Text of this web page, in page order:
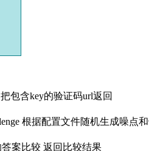
包含key的验证码url返回
根据配置文件随机生成噪点
答案比较 返回比较结果